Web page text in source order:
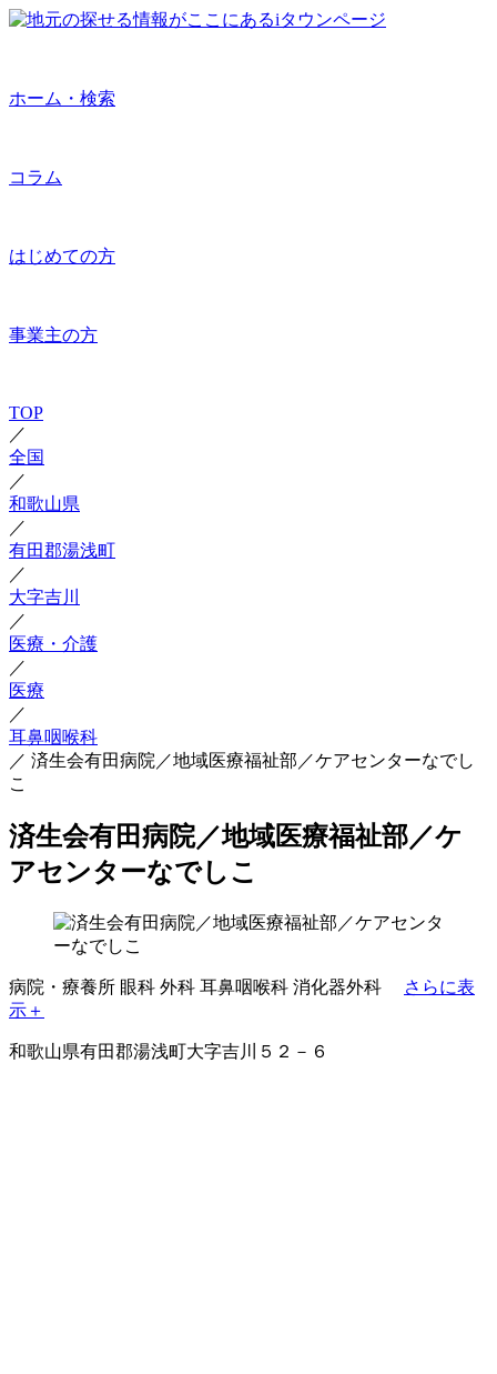
ホーム・検索
コラム
はじめての方
事業主の方
TOP
／
全国
／
和歌山県
／
有田郡湯浅町
／
大字吉川
／
医療・介護
／
医療
／
耳鼻咽喉科
／ 済生会有田病院／地域医療福祉部／ケアセンターなでし
こ
済生会有田病院／地域医療福祉部／ケ
アセンターなでしこ
病院・療養所 眼科 外科 耳鼻咽喉科 消化器外科
さらに表
示＋
和歌山県有田郡湯浅町大字吉川５２－６